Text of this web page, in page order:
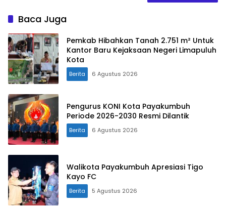
Baca Juga
Pemkab Hibahkan Tanah 2.751 m² Untuk
Kantor Baru Kejaksaan Negeri Limapuluh
Kota
Berita 6 Agustus 2026
Pengurus KONI Kota Payakumbuh
Periode 2026-2030 Resmi Dilantik
Berita 6 Agustus 2026
Walikota Payakumbuh Apresiasi Tigo
Kayo FC
Berita 5 Agustus 2026